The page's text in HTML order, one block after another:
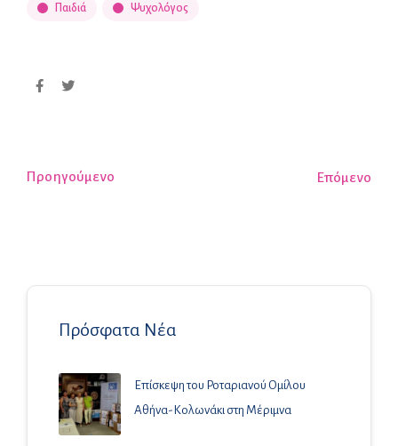
Παιδιά Ψυχολόγος
Προηγούμενο Επόμενο
Πρόσφατα Νέα
Επίσκεψη του Ροταριανού Ομίλου
Αθήνα-Κολωνάκι στη Μέριμνα